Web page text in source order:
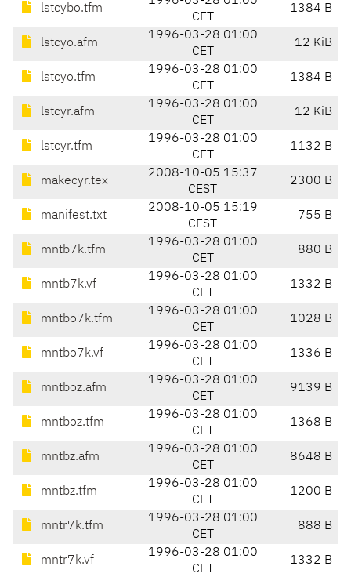
lstcybo.tfm
CET
1384 B
lstcyo.afm
1996-03-28 01:00
CET
12 KiB
lstcyo.tfm
1996-03-28 01:00
CET
1384 B
lstcyr.afm
1996-03-28 01:00
CET
12 KiB
lstcyr.tfm
1996-03-28 01:00
CET
1132 B
makecyr.tex
2008-10-05 15:37
CEST
2300 B
manifest.txt
2008-10-05 15:19
CEST
755 B
mntb7k.tfm
1996-03-28 01:00
CET
880 B
mntb7k.vf
1996-03-28 01:00
CET
1332 B
mntbo7k.tfm
1996-03-28 01:00
CET
1028 B
mntbo7k.vf
1996-03-28 01:00
CET
1336 B
mntboz.afm
1996-03-28 01:00
CET
9139 B
mntboz.tfm
1996-03-28 01:00
CET
1368 B
mntbz.afm
1996-03-28 01:00
CET
8648 B
mntbz.tfm
1996-03-28 01:00
CET
1200 B
mntr7k.tfm
1996-03-28 01:00
CET
888 B
mntr7k.vf
1996-03-28 01:00
CET
1332 B